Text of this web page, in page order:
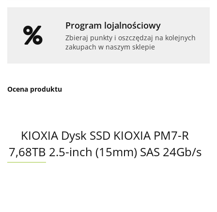
Program lojalnościowy
Zbieraj punkty i oszczędzaj na kolejnych
zakupach w naszym sklepie
Ocena produktu
KIOXIA Dysk SSD KIOXIA PM7-R
7,68TB 2.5-inch (15mm) SAS 24Gb/s